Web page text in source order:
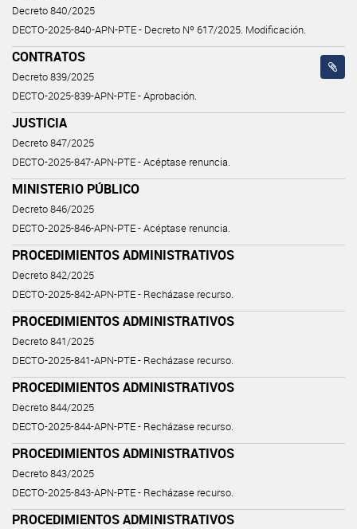
Decreto 840/2025
DECTO-2025-840-APN-PTE - Decreto Nº 617/2025. Modificación.
CONTRATOS
Decreto 839/2025
DECTO-2025-839-APN-PTE - Aprobación.
JUSTICIA
Decreto 847/2025
DECTO-2025-847-APN-PTE - Acéptase renuncia.
MINISTERIO PÚBLICO
Decreto 846/2025
DECTO-2025-846-APN-PTE - Acéptase renuncia.
PROCEDIMIENTOS ADMINISTRATIVOS
Decreto 842/2025
DECTO-2025-842-APN-PTE - Recházase recurso.
PROCEDIMIENTOS ADMINISTRATIVOS
Decreto 841/2025
DECTO-2025-841-APN-PTE - Recházase recurso.
PROCEDIMIENTOS ADMINISTRATIVOS
Decreto 844/2025
DECTO-2025-844-APN-PTE - Recházase recurso.
PROCEDIMIENTOS ADMINISTRATIVOS
Decreto 843/2025
DECTO-2025-843-APN-PTE - Recházase recurso.
PROCEDIMIENTOS ADMINISTRATIVOS